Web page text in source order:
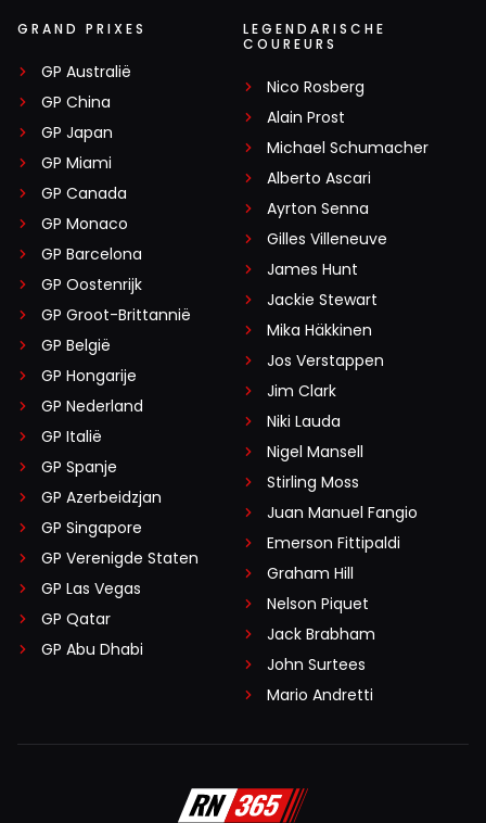
GRAND PRIXES
GP Australië
GP China
GP Japan
GP Miami
GP Canada
GP Monaco
GP Barcelona
GP Oostenrijk
GP Groot-Brittannië
GP België
GP Hongarije
GP Nederland
GP Italië
GP Spanje
GP Azerbeidzjan
GP Singapore
GP Verenigde Staten
GP Las Vegas
GP Qatar
GP Abu Dhabi
LEGENDARISCHE
COUREURS
Nico Rosberg
Alain Prost
Michael Schumacher
Alberto Ascari
Ayrton Senna
Gilles Villeneuve
James Hunt
Jackie Stewart
Mika Häkkinen
Jos Verstappen
Jim Clark
Niki Lauda
Nigel Mansell
Stirling Moss
Juan Manuel Fangio
Emerson Fittipaldi
Graham Hill
Nelson Piquet
Jack Brabham
John Surtees
Mario Andretti